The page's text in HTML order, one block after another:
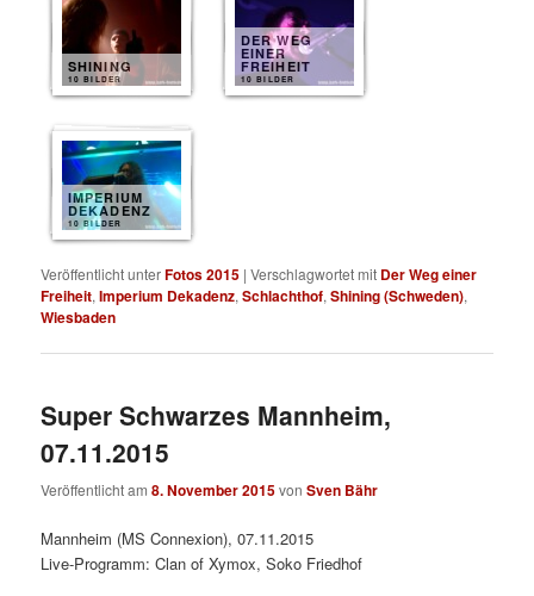
SHINING
10 BILDER
DER WEG
EINER
FREIHEIT
10 BILDER
IMPERIUM
DEKADENZ
10 BILDER
Veröffentlicht unterFotos 2015 |Verschlagwortet mit Der Weg einer
Freiheit,Imperium Dekadenz,Schlachthof,Shining (Schweden),
Wiesbaden
Super Schwarzes Mannheim,
07.11.2015
Veröffentlicht am8. November 2015vonSven Bähr
Mannheim (MS Connexion), 07.11.2015
Live-Programm: Clan of Xymox, Soko Friedhof